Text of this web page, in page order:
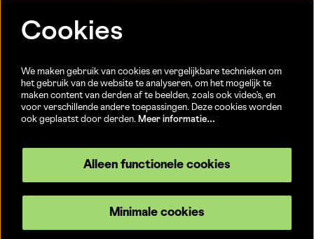
Sint-Jakobsstraat 20
15/08)
Cookies
We maken gebruik van cookies en vergelijkbare technieken om
het gebruik van de website te analyseren, om het mogelijk te
maken content van derden af te beelden, zoals ook video’s, en
voor verschillende andere toepassingen. Deze cookies worden
ook geplaatst door derden. Meer informatie…
Alleen functionele cookies
Minimale cookies